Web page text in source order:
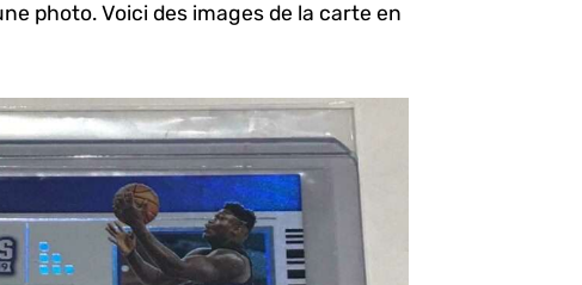
photo. Voici des images de la carte en